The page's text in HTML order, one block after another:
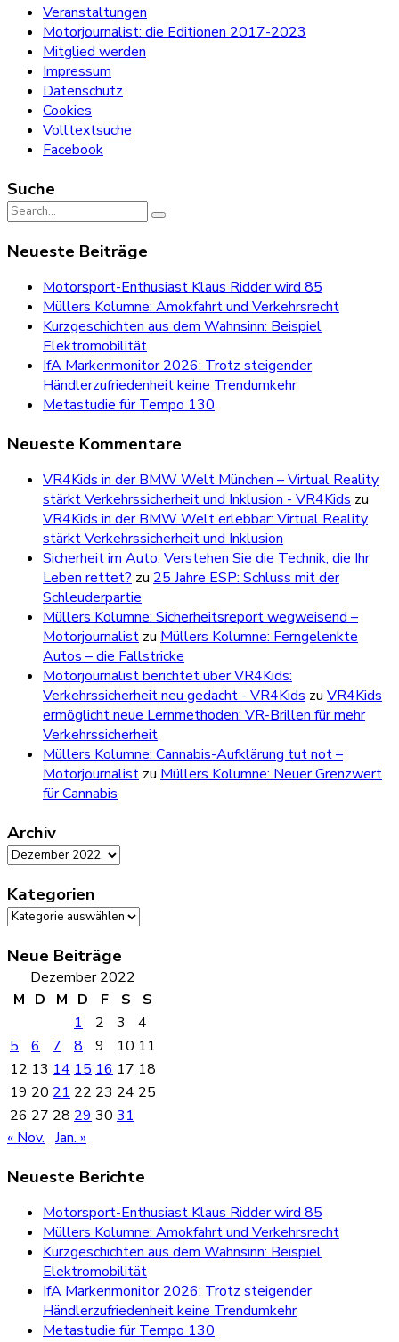
Veranstaltungen
Motorjournalist: die Editionen 2017-2023
Mitglied werden
Impressum
Datenschutz
Cookies
Volltextsuche
Facebook
Suche
Search
Neueste Beiträge
Motorsport-Enthusiast Klaus Ridder wird 85
Müllers Kolumne: Amokfahrt und Verkehrsrecht
Kurzgeschichten aus dem Wahnsinn: Beispiel
Elektromobilität
IfA Markenmonitor 2026: Trotz steigender
Händlerzufriedenheit keine Trendumkehr
Metastudie für Tempo 130
Neueste Kommentare
VR4Kids in der BMW Welt München – Virtual Reality
stärkt Verkehrssicherheit und Inklusion - VR4Kids zu
VR4Kids in der BMW Welt erlebbar: Virtual Reality
stärkt Verkehrssicherheit und Inklusion
Sicherheit im Auto: Verstehen Sie die Technik, die Ihr
Leben rettet? zu 25 Jahre ESP: Schluss mit der
Schleuderpartie
Müllers Kolumne: Sicherheitsreport wegweisend –
Motorjournalist zu Müllers Kolumne: Ferngelenkte
Autos – die Fallstricke
Motorjournalist berichtet über VR4Kids:
Verkehrssicherheit neu gedacht - VR4Kids zu VR4Kids
ermöglicht neue Lernmethoden: VR-Brillen für mehr
Verkehrssicherheit
Müllers Kolumne: Cannabis-Aufklärung tut not –
Motorjournalist zu Müllers Kolumne: Neuer Grenzwert
für Cannabis
Archiv
Archiv
Kategorien
Kategorien
Neue Beiträge
Dezember 2022
M D M D F S
S
1
2 3
4
5
6 7 8 9 10 11
12 13 14 15 16 17 18
19 20 21 22 23 24 25
26 27 28 29 30 31
« Nov. Jan. »
Neueste Berichte
Motorsport-Enthusiast Klaus Ridder wird 85
Müllers Kolumne: Amokfahrt und Verkehrsrecht
Kurzgeschichten aus dem Wahnsinn: Beispiel
Elektromobilität
IfA Markenmonitor 2026: Trotz steigender
Händlerzufriedenheit keine Trendumkehr
Metastudie für Tempo 130